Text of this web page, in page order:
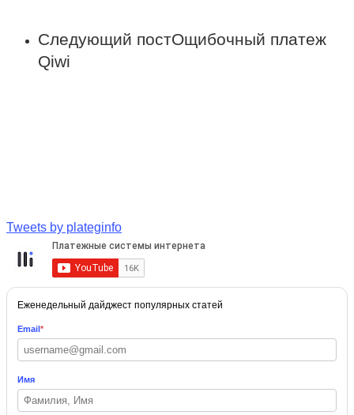
Следующий постОщибочный платеж
Qiwi
Tweets by plateginfo
Еженедельный дайджест популярных статей
Email*
Имя